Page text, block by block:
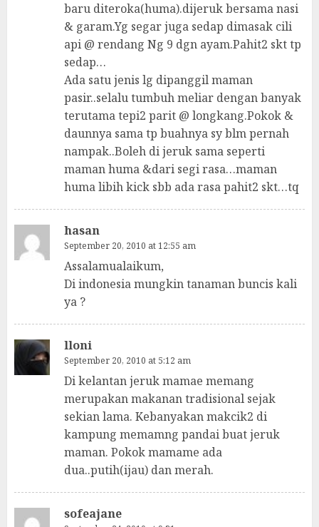
baru diteroka(huma).dijeruk bersama nasi
& garam.Yg segar juga sedap dimasak cili
api @ rendang Ng 9 dgn ayam.Pahit2 skt tp
sedap…
Ada satu jenis lg dipanggil maman
pasir..selalu tumbuh meliar dengan banyak
terutama tepi2 parit @ longkang.Pokok &
daunnya sama tp buahnya sy blm pernah
nampak..Boleh di jeruk sama seperti
maman huma &dari segi rasa…maman
huma libih kick sbb ada rasa pahit2 skt…tq
hasan
September 20, 2010 at 12:55 am
Assalamualaikum,
Di indonesia mungkin tanaman buncis kali
ya ?
lloni
September 20, 2010 at 5:12 am
Di kelantan jeruk mamae memang
merupakan makanan tradisional sejak
sekian lama. Kebanyakan makcik2 di
kampung memamng pandai buat jeruk
maman. Pokok mamame ada
dua..putih(ijau) dan merah.
sofeajane